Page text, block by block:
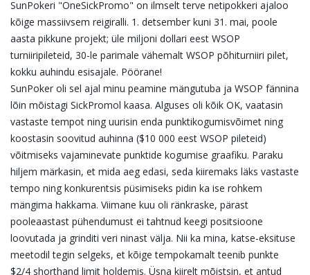
SunPokeri "OneSickPromo" on ilmselt terve netipokkeri ajaloo
kõige massiivsem reigiralli. 1. detsember kuni 31. mai, poole
aasta pikkune projekt; üle miljoni dollari eest WSOP
turniiripileteid, 30-le parimale vähemalt WSOP põhiturniiri pilet,
kokku auhindu esisajale. Pöörane!
SunPoker oli sel ajal minu peamine mängutuba ja WSOP fännina
lõin mõistagi SickPromol kaasa. Alguses oli kõik OK, vaatasin
vastaste tempot ning uurisin enda punktikogumisvõimet ning
koostasin soovitud auhinna ($10 000 eest WSOP pileteid)
võitmiseks vajaminevate punktide kogumise graafiku. Paraku
hiljem märkasin, et mida aeg edasi, seda kiiremaks läks vastaste
tempo ning konkurentsis püsimiseks pidin ka ise rohkem
mängima hakkama. Viimane kuu oli ränkraske, pärast
pooleaastast pühendumust ei tahtnud keegi positsioone
loovutada ja grinditi veri ninast välja. Nii ka mina, katse-eksituse
meetodil tegin selgeks, et kõige tempokamalt teenib punkte
$2/4 shorthand limit holdemis. Üsna kiirelt mõistsin, et antud